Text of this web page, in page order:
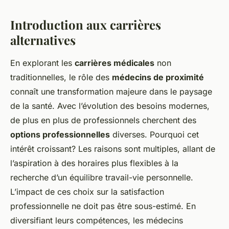
Introduction aux carrières
alternatives
En explorant les carrières médicales non
traditionnelles, le rôle des médecins de proximité
connaît une transformation majeure dans le paysage
de la santé. Avec l’évolution des besoins modernes,
de plus en plus de professionnels cherchent des
options professionnelles diverses. Pourquoi cet
intérêt croissant? Les raisons sont multiples, allant de
l’aspiration à des horaires plus flexibles à la
recherche d’un équilibre travail-vie personnelle.
L’impact de ces choix sur la satisfaction
professionnelle ne doit pas être sous-estimé. En
diversifiant leurs compétences, les médecins